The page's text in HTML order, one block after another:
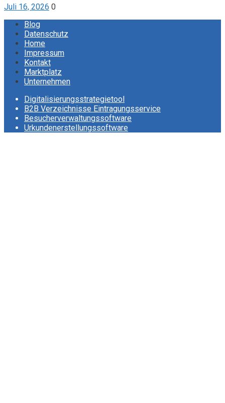
Juli 16, 2026 0
Blog
Datenschutz
Home
Impressum
Kontakt
Marktplatz
Unternehmen
Digitalisierungsstrategietool
B2B Verzeichnisse Eintragungsservice
Besucherverwaltungssoftware
Urkundenerstellungssoftware